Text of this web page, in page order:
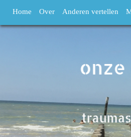
Home Over Anderen vertellen